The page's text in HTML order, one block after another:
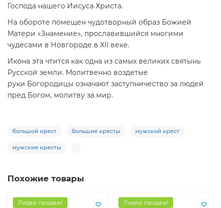
Господа нашего Иисуса Христа.
На обороте помещен чудотворный образ Божией
Матери «Знамение», прославившийся многими
чудесами в Новгороде в XII веке.
Икона эта чтится как одна из самых великих святынь
Русской земли. Молитвенно воздетые
руки Богородицы означают заступничество за людей
пред Богом, молитву за мир.
большой крест большие кресты мужской крест
мужские кресты
Похожие товары
Лидер продаж! Лидер продаж!